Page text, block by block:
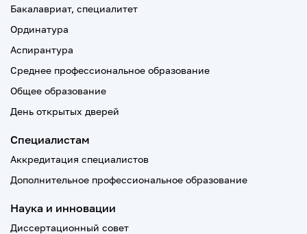
Бакалавриат, специалитет
Ординатура
Аспирантура
Среднее профессиональное образование
Общее образование
День открытых дверей
Специалистам
Аккредитация специалистов
Дополнительное профессиональное образование
Наука и инновации
Диссертационный совет